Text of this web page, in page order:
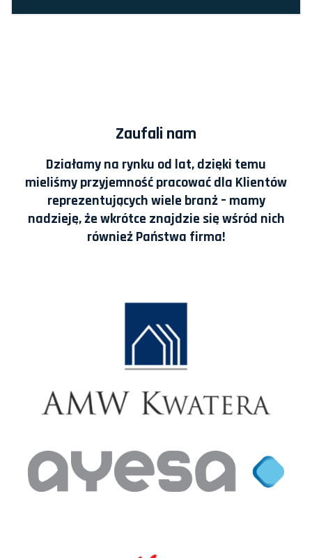
Zaufali nam
Działamy na rynku od lat, dzięki temu
mieliśmy przyjemność pracować dla Klientów
reprezentujących wiele branż – mamy
nadzieję, że wkrótce znajdzie się wśród nich
również Państwa firma!